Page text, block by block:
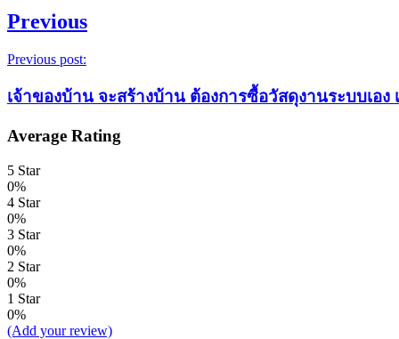
Previous
Previous post:
เจ้าของบ้าน จะสร้างบ้าน ต้องการซื้อวัสดุงานระบบเอง
Average Rating
5 Star
0%
4 Star
0%
3 Star
0%
2 Star
0%
1 Star
0%
(Add your review)